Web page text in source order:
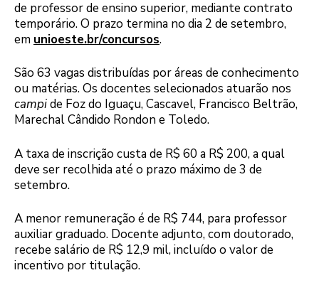
de professor de ensino superior, mediante contrato
temporário. O prazo termina no dia 2 de setembro,
em unioeste.br/concursos.
São 63 vagas distribuídas por áreas de conhecimento
ou matérias. Os docentes selecionados atuarão nos
campide Foz do Iguaçu, Cascavel, Francisco Beltrão,
Marechal Cândido Rondon e Toledo.
A taxa de inscrição custa de R$ 60 a R$ 200, a qual
deve ser recolhida até o prazo máximo de 3 de
setembro.
A menor remuneração é de R$ 744, para professor
auxiliar graduado. Docente adjunto, com doutorado,
recebe salário de R$ 12,9 mil, incluído o valor de
incentivo por titulação.